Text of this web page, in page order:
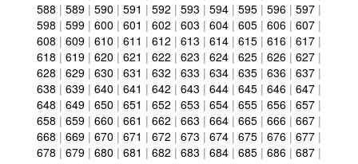
588 | 589 | 590 | 591 | 592 | 593 | 594 | 595 | 596 | 597 |
598 | 599 | 600 | 601 | 602 | 603 | 604 | 605 | 606 | 607 |
608 | 609 | 610 | 611 | 612 | 613 | 614 | 615 | 616 | 617 |
618 | 619 | 620 | 621 | 622 | 623 | 624 | 625 | 626 | 627 |
628 | 629 | 630 | 631 | 632 | 633 | 634 | 635 | 636 | 637 |
638 | 639 | 640 | 641 | 642 | 643 | 644 | 645 | 646 | 647 |
648 | 649 | 650 | 651 | 652 | 653 | 654 | 655 | 656 | 657 |
658 | 659 | 660 | 661 | 662 | 663 | 664 | 665 | 666 | 667 |
668 | 669 | 670 | 671 | 672 | 673 | 674 | 675 | 676 | 677 |
678 | 679 | 680 | 681 | 682 | 683 | 684 | 685 | 686 | 687 |